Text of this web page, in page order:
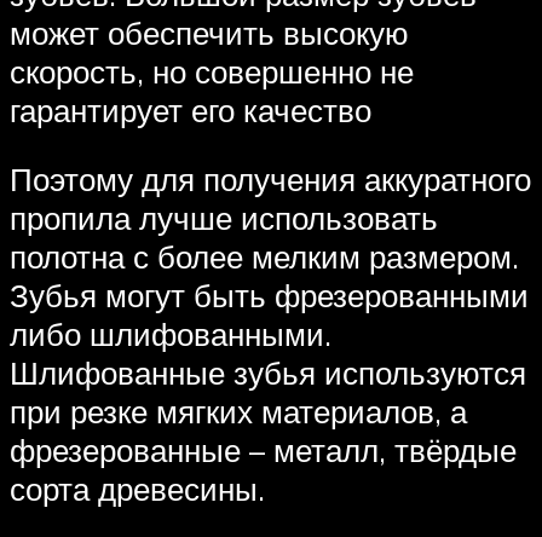
может обеспечить высокую
скорость, но совершенно не
гарантирует его качество
Поэтому для получения аккуратного
пропила лучше использовать
полотна с более мелким размером.
Зубья могут быть фрезерованными
либо шлифованными.
Шлифованные зубья используются
при резке мягких материалов, а
фрезерованные – металл, твёрдые
сорта древесины.